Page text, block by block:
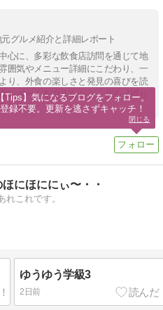
グルメ紹介と詳細レポート
心に、多彩な飲食店訪問を通じて地
囲気やメニュー詳細にこだわり、一
り、外食の楽しさと発見の喜びを読
レポートを交えながら、グルメ巡り
します。
にほににぃ〜・・
れこれです。
ゆうゆう学級3
2日前
【Tips】気になるブログをフォロー。
登録不要。更新を逃さずキャッチ！
閉じる